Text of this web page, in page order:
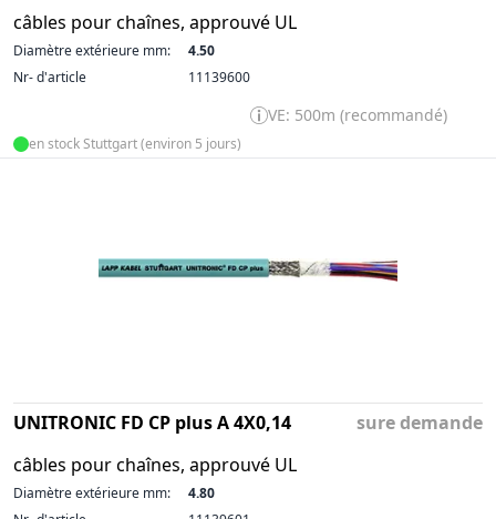
câbles pour chaînes, approuvé UL
Diamètre extérieure mm:
4.50
Nr- d'article
11139600
VE: 500m (recommandé)
en stock Stuttgart (environ 5 jours)
UNITRONIC FD CP plus A 4X0,14
câbles pour chaînes, approuvé UL
sure demande
Diamètre extérieure mm:
4.80